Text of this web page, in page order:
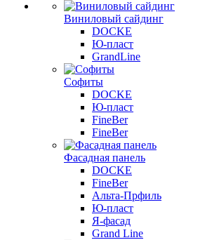
Виниловый сайдинг
DOCKE
Ю-пласт
GrandLine
Софиты
DOCKE
Ю-пласт
FineBer
FineBer
Фасадная панель
DOCKE
FineBer
Альта-Прфиль
Ю-пласт
Я-фасад
Grand Line